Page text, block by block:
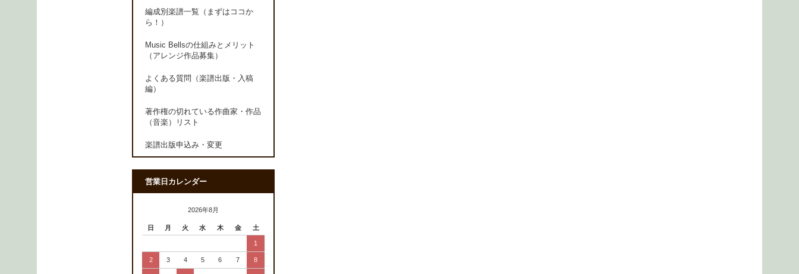
編成別楽譜一覧（まずはココか
ら！）
Music Bellsの仕組みとメリット
（アレンジ作品募集）
よくある質問（楽譜出版・入稿
編）
著作権の切れている作曲家・作品
（音楽）リスト
楽譜出版申込み・変更
営業日カレンダー
2026年8月
日 月 火 水 木 金 土
1
2 3 4 5 6 7 8